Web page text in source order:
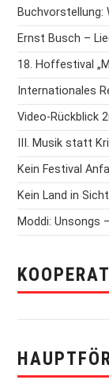
Buchvorstellung:
Ernst Busch –
18. Hoffestival
Internationales
Video-Rückblick
III. Musik statt
Kein Festival
Kein Land in Sicht
Moddi: Unsongs